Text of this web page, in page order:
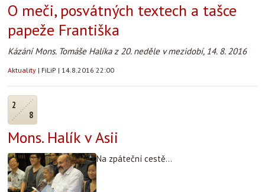
O meči, posvátných textech a tašce
papeže Františka
Kázání Mons. Tomáše Halíka z 20. neděle v mezidobí, 14. 8. 2016
Aktuality | FiLiP | 14.8.2016 22:00
2
8
Mons. Halík v Asii
Na zpáteční cestě...